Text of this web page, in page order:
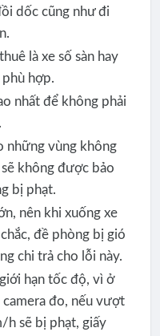
dốc cũng như đi
là xe số sàn hay
hợp.
nhất để không phải
những vùng không
không được bảo
bị phạt.
nên khi xuống xe
đề phòng bị gió
chi trả cho lỗi này.
hạn tốc độ, vì ở
camera đo, nếu vượt
h sẽ bị phạt, giấy